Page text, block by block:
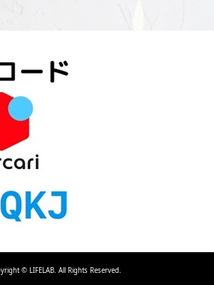
©LIFELAB. All Rights Reserved.